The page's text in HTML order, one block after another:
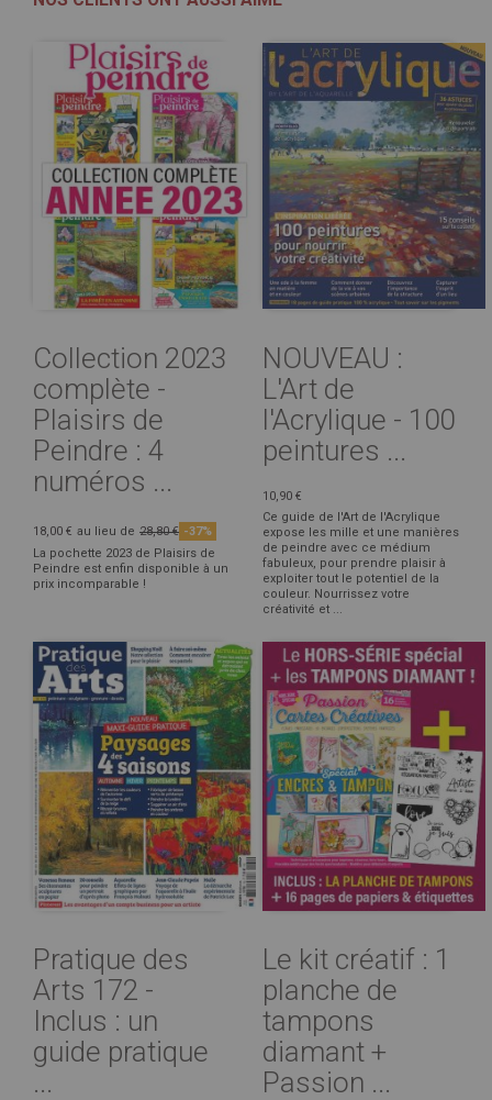
Collection 2023
complète -
Plaisirs de
Peindre : 4
numéros ...
18,00 € au lieu de 28,80 € -37%
La pochette 2023 de Plaisirs de
Peindre est enfin disponible à un
prix incomparable !
NOUVEAU :
L'Art de
l'Acrylique - 100
peintures ...
10,90 €
Ce guide de l'Art de l'Acrylique
expose les mille et une manières
de peindre avec ce médium
fabuleux, pour prendre plaisir à
exploiter tout le potentiel de la
couleur. Nourrissez votre
créativité et ...
Pratique des
Arts 172 -
Inclus : un
guide pratique
...
Le kit créatif : 1
planche de
tampons
diamant +
Passion ...